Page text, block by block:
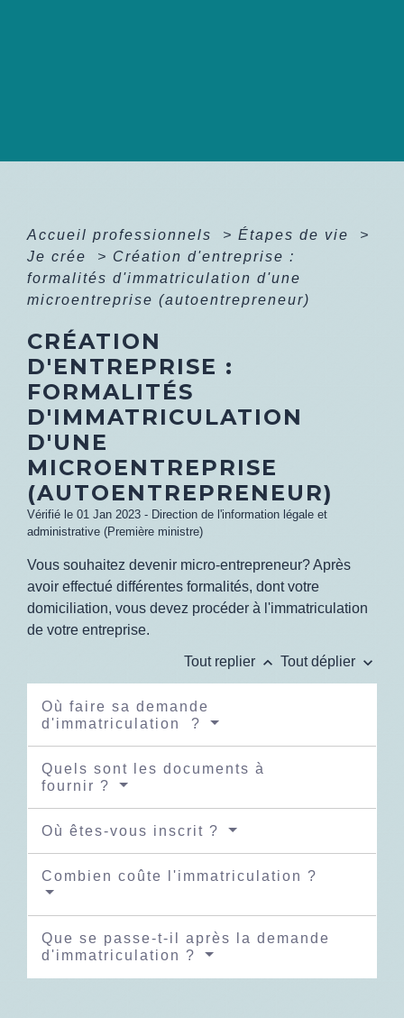
Accueil professionnels > Étapes de vie
>
Je crée
> Création d'entreprise :
formalités d'immatriculation d'une
microentreprise (autoentrepreneur)
CRÉATION
D'ENTREPRISE :
FORMALITÉS
D'IMMATRICULATION
D'UNE
MICROENTREPRISE
(AUTOENTREPRENEUR)
Vérifié le 01 Jan 2023 - Direction de l'information légale et
administrative (Première ministre)
Vous souhaitez devenir micro-entrepreneur? Après
avoir effectué différentes formalités, dont votre
domiciliation, vous devez procéder à l'immatriculation
de votre entreprise.
Tout replier keyboard_arrow_up Tout déplier keyboard_arrow_down
Où faire sa demande
d'immatriculation ?
Quels sont les documents à
fournir ?
Où êtes-vous inscrit ?
Combien coûte l'immatriculation ?
Que se passe-t-il après la demande
d'immatriculation ?